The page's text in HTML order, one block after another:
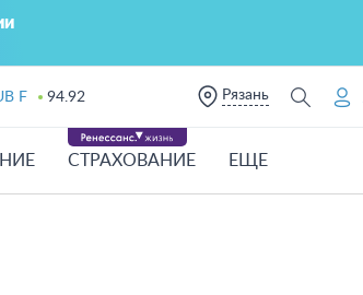
F 94.92 Рязань
СТРАХОВАНИЕ ЕЩЕ